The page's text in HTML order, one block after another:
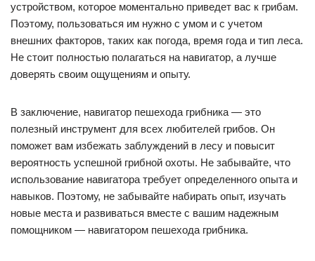
устройством, которое моментально приведет вас к грибам.
Поэтому, пользоваться им нужно с умом и с учетом
внешних факторов, таких как погода, время года и тип леса.
Не стоит полностью полагаться на навигатор, а лучше
доверять своим ощущениям и опыту.
В заключение, навигатор пешехода грибника — это
полезный инструмент для всех любителей грибов. Он
поможет вам избежать заблуждений в лесу и повысит
вероятность успешной грибной охоты. Не забывайте, что
использование навигатора требует определенного опыта и
навыков. Поэтому, не забывайте набирать опыт, изучать
новые места и развиваться вместе с вашим надежным
помощником — навигатором пешехода грибника.